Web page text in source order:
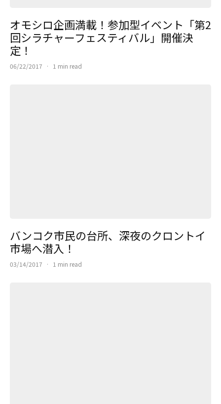
オモシロ企画満載！参加型イベント「第2
回シラチャーフェスティバル」開催決
定！
06/22/2017 · 1 min read
バンコク市民の台所、深夜のクロントイ
市場へ潜入！
03/14/2017 · 1 min read